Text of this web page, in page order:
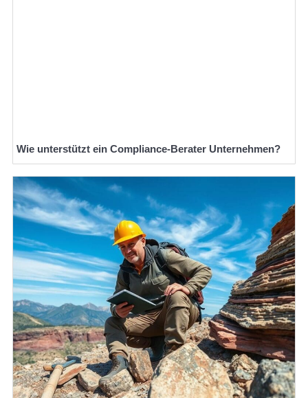
Wie unterstützt ein Compliance-Berater Unternehmen?